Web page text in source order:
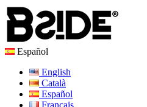
Español
English
Català
Español
Français